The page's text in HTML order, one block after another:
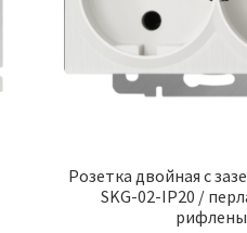
Розетка двойная с
SKG-02-IP20 /